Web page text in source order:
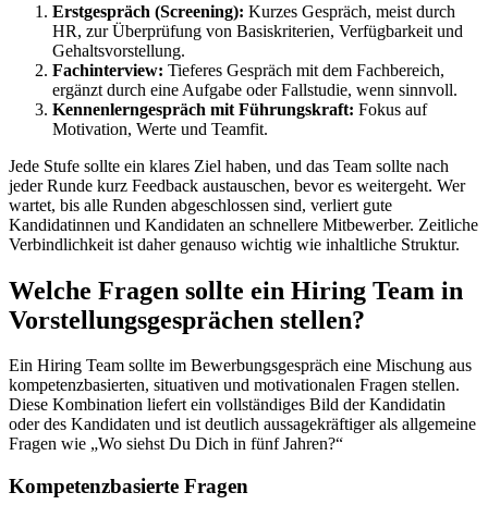
Erstgespräch (Screening): Kurzes Gespräch, meist durch
HR, zur Überprüfung von Basiskriterien, Verfügbarkeit und
Gehaltsvorstellung.
Fachinterview: Tieferes Gespräch mit dem Fachbereich,
ergänzt durch eine Aufgabe oder Fallstudie, wenn sinnvoll.
Kennenlerngespräch mit Führungskraft: Fokus auf
Motivation, Werte und Teamfit.
Jede Stufe sollte ein klares Ziel haben, und das Team sollte nach
jeder Runde kurz Feedback austauschen, bevor es weitergeht. Wer
wartet, bis alle Runden abgeschlossen sind, verliert gute
Kandidatinnen und Kandidaten an schnellere Mitbewerber. Zeitliche
Verbindlichkeit ist daher genauso wichtig wie inhaltliche Struktur.
Welche Fragen sollte ein Hiring Team in
Vorstellungsgesprächen stellen?
Ein Hiring Team sollte im Bewerbungsgespräch eine Mischung aus
kompetenzbasierten, situativen und motivationalen Fragen stellen.
Diese Kombination liefert ein vollständiges Bild der Kandidatin
oder des Kandidaten und ist deutlich aussagekräftiger als allgemeine
Fragen wie „Wo siehst Du Dich in fünf Jahren?“
Kompetenzbasierte Fragen